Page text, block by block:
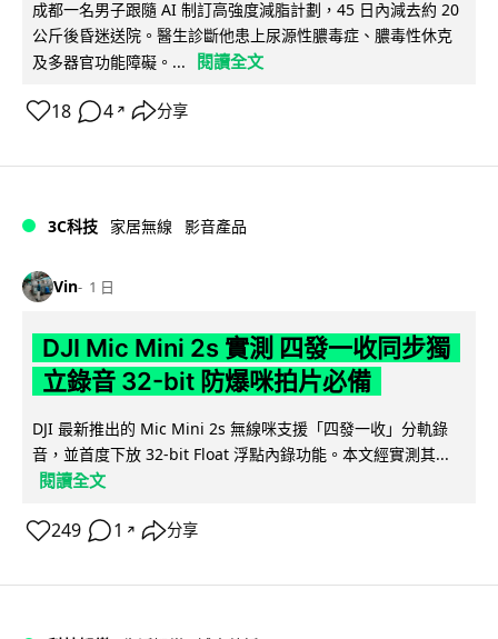
成都一名男子跟隨 AI 制訂高強度減脂計劃，45 日內減去約 20
公斤後昏迷送院。醫生診斷他患上尿源性膿毒症、膿毒性休克
及多器官功能障礙。...
閱讀全文
18 4 ↗ 分享
3C科技 家居無線 影音產品
Vin 1 日
DJI Mic Mini 2s 實測 四發一收同步獨
立錄音 32-bit 防爆咪拍片必備
DJI 最新推出的 Mic Mini 2s 無線咪支援「四發一收」分軌錄
音，並首度下放 32-bit Float 浮點內錄功能。本文經實測其...
閱讀全文
249 1 ↗ 分享